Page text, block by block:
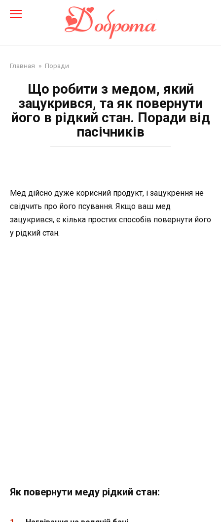
Главная » Поради
Що робити з медом, який
зацукрився, та як повернути
його в рідкий стан. Поради від
пасічників
Мед дійсно дуже корисний продукт, і зацукрення не
свідчить про його псування. Якщо ваш мед
зацукрився, є кілька простих способів повернути його
у рідкий стан.
Як повернути меду рідкий стан: